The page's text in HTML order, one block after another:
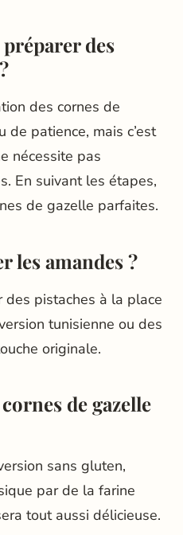
des
des cornes de
patience, mais c’est
nécessite pas
En suivant les étapes,
de gazelle parfaites.
les amandes ?
des pistaches à la place
tunisienne ou des
originale.
de gazelle
sans gluten,
par de la farine
tout aussi délicieuse.